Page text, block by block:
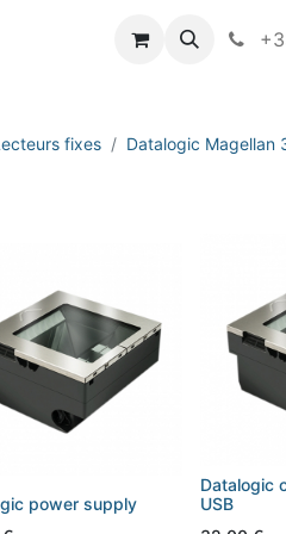
fixes Datalogic Magellan
power supply
Datalogic
USB